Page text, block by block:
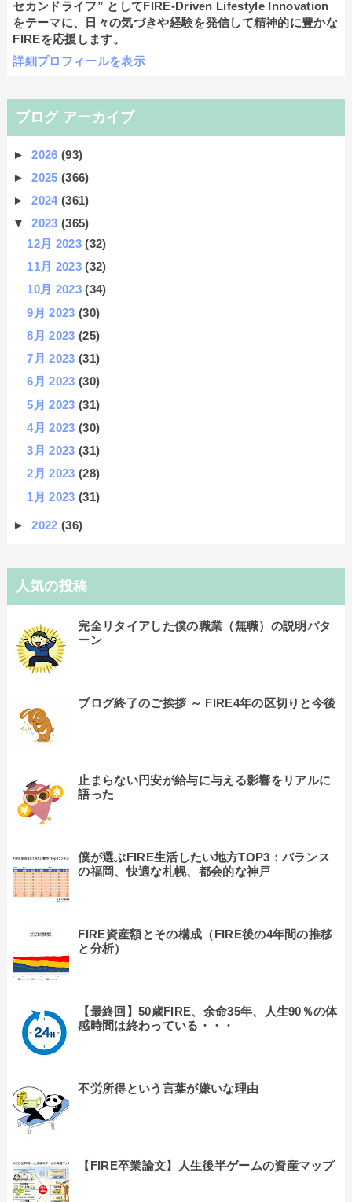
セカンドライフ” としてFIRE-Driven Lifestyle Innovation
をテーマに、日々の気づきや経験を発信して精神的に豊かな
FIREを応援します。
詳細プロフィールを表示
ブログ アーカイブ
►2026(93)
►2025(366)
►2024(361)
▼2023(365)
12月 2023(32)
11月 2023(32)
10月 2023(34)
9月 2023(30)
8月 2023(25)
7月 2023(31)
6月 2023(30)
5月 2023(31)
4月 2023(30)
3月 2023(31)
2月 2023(28)
1月 2023(31)
►2022(36)
人気の投稿
完全リタイアした僕の職業（無職）の説明パタ
ーン
ブログ終了のご挨拶 ～ FIRE4年の区切りと今後
止まらない円安が給与に与える影響をリアルに
語った
僕が選ぶFIRE生活したい地方TOP3：バランス
の福岡、快適な札幌、都会的な神戸
FIRE資産額とその構成（FIRE後の4年間の推移
と分析）
【最終回】50歳FIRE、余命35年、人生90％の体
感時間は終わっている・・・
不労所得という言葉が嫌いな理由
【FIRE卒業論文】人生後半ゲームの資産マップ